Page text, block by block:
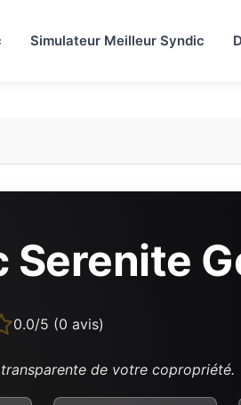
Simulateur Meilleur Syndic
Serenite
0.0/5 (0 avis)
de votre copropriété.